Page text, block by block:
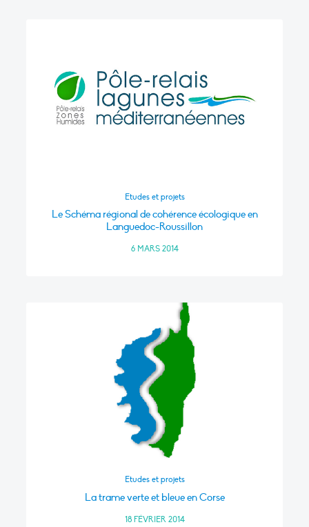
Etudes et projets
Le Schéma régional de cohérence écologique en
Languedoc-Roussillon
6 MARS 2014
Etudes et projets
La trame verte et bleue en Corse
18 FÉVRIER 2014